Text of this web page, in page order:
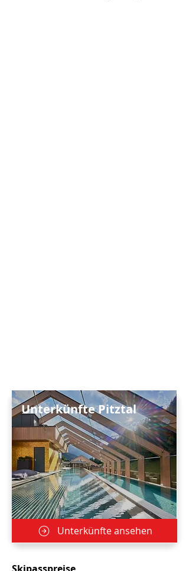
Unterkünfte Pitztal
Unterkünfte ansehen